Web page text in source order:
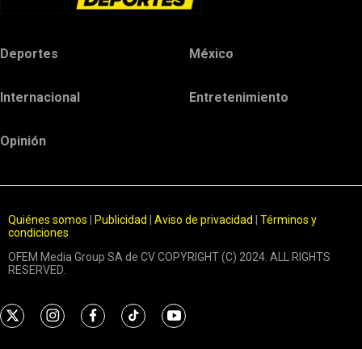
Deportes México
Internacional Entretenimiento
Opinión
Quiénes somos Publicidad Aviso de privacidad
Términos y
condiciones
OFEM Media Group SA de CV COPYRIGHT (C) 2024. ALL RIGHTS
RESERVED.
t
i
f
t
y